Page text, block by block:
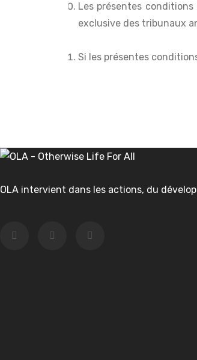
Les présentes
exclusive des tribunaux
Si les présentes
OLA intervient dans les actions, du